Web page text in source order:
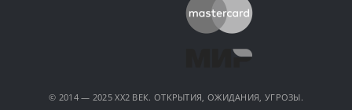
© 2014 — 2025 XX2 ВЕК. ОТКРЫТИЯ, ОЖИДАНИЯ, УГРОЗЫ.